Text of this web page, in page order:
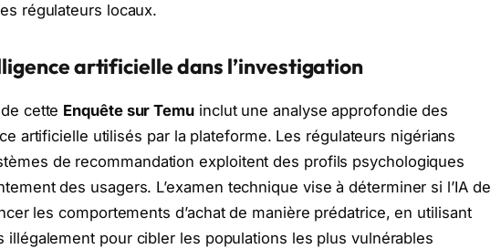
régulateurs locaux.
artificielle dans l’investigation
cette Enquête sur Temu inclut une analyse approfondie des
artificielle utilisés par la plateforme. Les régulateurs nigérians
de recommandation exploitent des profils psychologiques
des usagers. L’examen technique vise à déterminer si l’IA de
les comportements d’achat de manière prédatrice, en utilisant
illégalement pour cibler les populations les plus vulnérables